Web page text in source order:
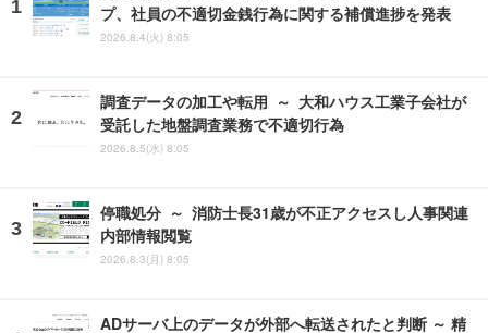
プ、社員の不適切金銭行為に関する補償進捗を発表
2026.8.4(火) 8:05
調査データの加工や転用 ～ 大和ハウス工業子会社が
受託した地盤調査業務で不適切行為
2026.8.5(水) 8:05
停職処分 ～ 消防士長31歳が不正アクセスし人事関連
内部情報閲覧
2026.8.3(月) 8:05
ADサーバ上のデータが外部へ転送されたと判断 ～ 精